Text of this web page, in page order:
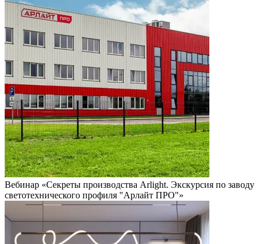
Вебинар «Секреты производства Arlight. Экскурсия по заводу
светотехнического профиля "Арлайт ПРО"»